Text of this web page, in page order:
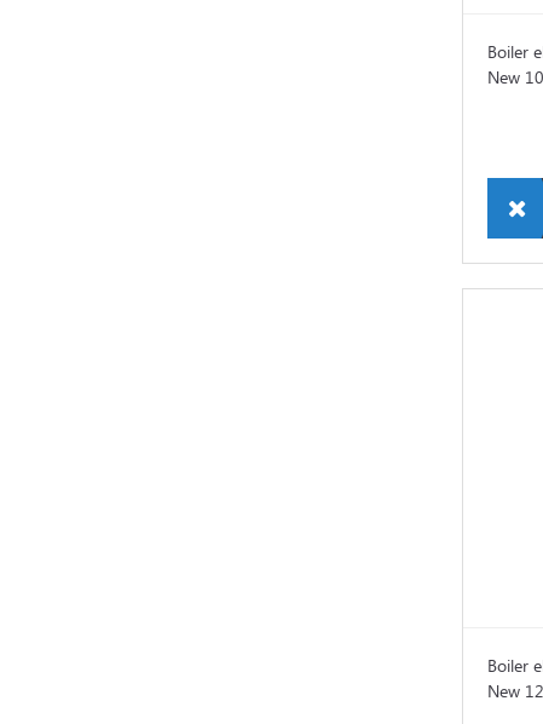
Boiler
New
Boiler
New